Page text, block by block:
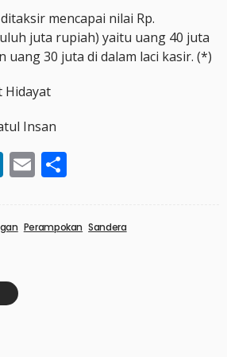
mencapai nilai Rp.
juta rupiah) yaitu uang 40 juta
uang 30 juta di dalam laci kasir. (*)
Hidayat
Insan
LinkedIn
Email
Perampokan Sandera